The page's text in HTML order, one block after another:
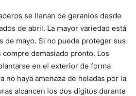
se llenan de geranios desde
de abril. La mayor variedad está
de mayo. Si no puede proteger sus
demasiado pronto. Los
en el exterior de forma
no haya amenaza de heladas por la
alcancen los dos dígitos durante